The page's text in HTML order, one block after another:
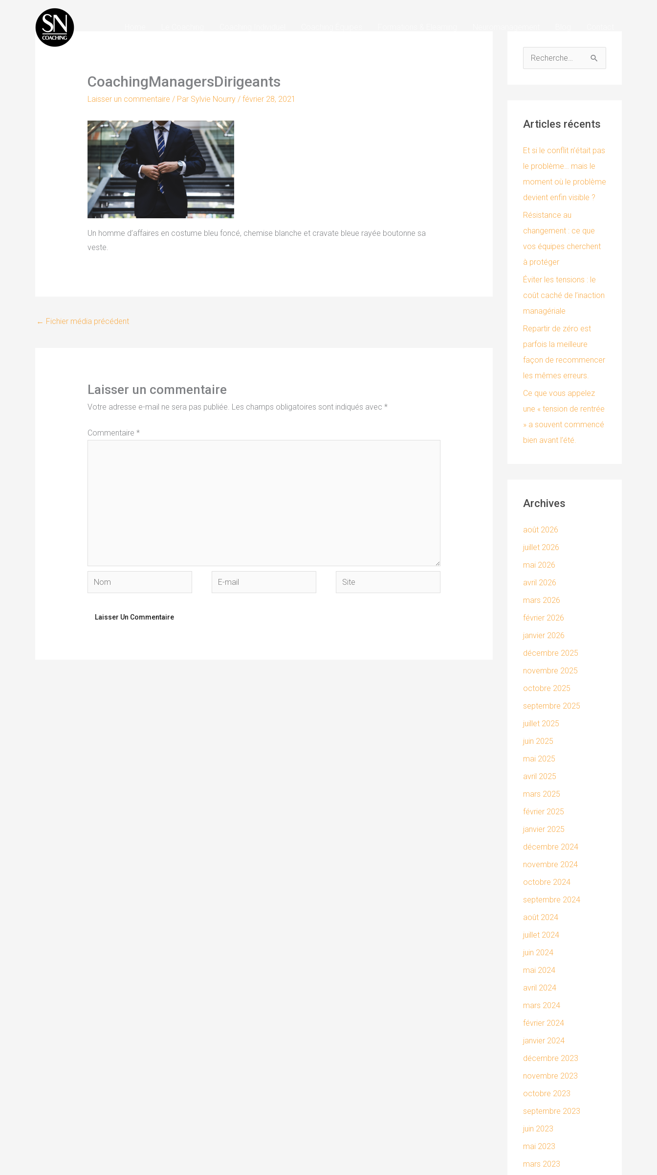
CoachingManagersDirigeants
Laisser un commentaire / Par Sylvie Nourry / février 28, 2021
Un homme d’affaires en costume bleu foncé, chemise blanche et cravate bleue rayée boutonne sa
veste.
← Fichier média précédent
Laisser un commentaire
Votre adresse e-mail ne sera pas publiée. Les champs obligatoires sont indiqués avec *
Commentaire *
Nom
mail
Site
e
c
h
e
r
:
Articles récents
Et si le conflit n’était pas
le problème… mais le
moment où le problème
devient enfin visible ?
Résistance au
changement : ce que
vos équipes cherchent
à protéger
Éviter les tensions : le
coût caché de l’inaction
managériale
Repartir de zéro est
parfois la meilleure
façon de recommencer
les mêmes erreurs.
Ce que vous appelez
une « tension de rentrée
» a souvent commencé
bien avant l’été.
Archives
août 2026
juillet 2026
mai 2026
avril 2026
mars 2026
février 2026
janvier 2026
décembre 2025
novembre 2025
octobre 2025
septembre 2025
juillet 2025
juin 2025
mai 2025
avril 2025
mars 2025
février 2025
janvier 2025
décembre 2024
novembre 2024
octobre 2024
septembre 2024
août 2024
juillet 2024
juin 2024
mai 2024
avril 2024
mars 2024
février 2024
janvier 2024
décembre 2023
novembre 2023
octobre 2023
septembre 2023
juin 2023
mai 2023
mars 2023